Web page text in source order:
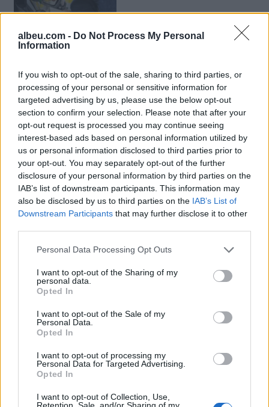
albeu.com - Do Not Process My Personal
Information
If you wish to opt-out of the sale, sharing to third parties, or
processing of your personal or sensitive information for
targeted advertising by us, please use the below opt-out
section to confirm your selection. Please note that after your
opt-out request is processed you may continue seeing
interest-based ads based on personal information utilized by
us or personal information disclosed to third parties prior to
your opt-out. You may separately opt-out of the further
disclosure of your personal information by third parties on the
IAB’s list of downstream participants. This information may
also be disclosed by us to third parties on the IAB’s List of
Downstream Participants that may further disclose it to other
Personal Data Processing Opt Outs
I want to opt-out of the Sharing of my
personal data.
Opted In
I want to opt-out of the Sale of my
Personal Data.
Opted In
I want to opt-out of processing my
Personal Data for Targeted Advertising.
Opted In
I want to opt-out of Collection, Use,
Retention, Sale, and/or Sharing of my
karburanteve, kush rritet
e kush ulet
Shtuarmë1.09.2022 13:41
Tags:
bordi 1 shtator , cmimi i karburantit